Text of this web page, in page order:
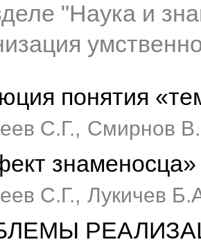
"Наука и
понятия
С.Г., Смирнов
знаменосца»
С.Г., Лукичев